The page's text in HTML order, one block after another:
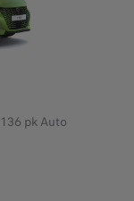
op
een 208
pk Auto
voorbeeld van